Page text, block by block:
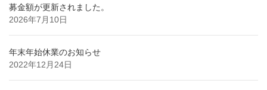
募金額が更新されました。
2026年7月10日
年末年始休業のお知らせ
2022年12月24日